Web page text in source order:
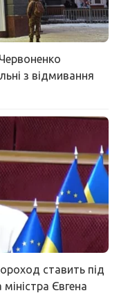
з відмивання
ставить під
Євгена